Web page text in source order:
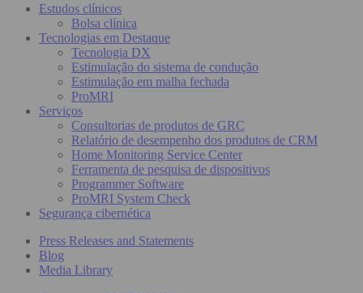
Estudos clínicos
Bolsa clínica
Tecnologias em Destaque
Tecnologia DX
Estimulação do sistema de condução
Estimulação em malha fechada
ProMRI
Serviços
Consultorias de produtos de GRC
Relatório de desempenho dos produtos de CRM
Home Monitoring Service Center
Ferramenta de pesquisa de dispositivos
Programmer Software
ProMRI System Check
Segurança cibernética
Press Releases and Statements
Blog
Media Library